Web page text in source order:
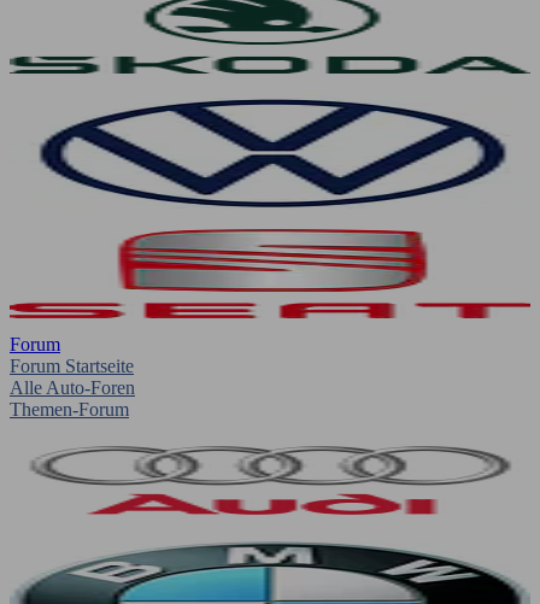
Forum
Forum Startseite
Alle Auto-Foren
Themen-Forum